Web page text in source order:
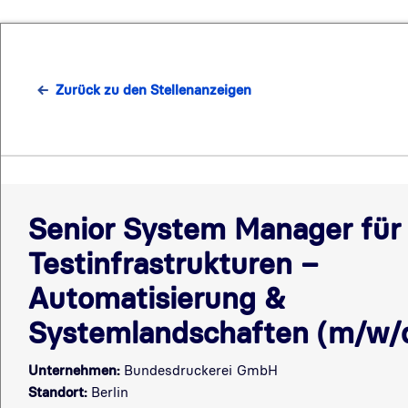
Zurück zu den Stellenanzeigen
Senior System Manager für
Testinfrastrukturen –
Automatisierung &
Systemlandschaften (m/w/
Unternehmen:Bundesdruckerei GmbH
Standort:Berlin